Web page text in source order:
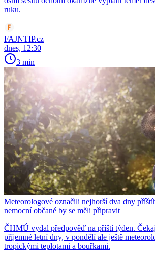
ruku.
FAJNTIP.cz
dnes, 12:30
3 min
Meteorologové označili nejhorší dva dny
nemocní občané by se měli připravit
ČHMÚ vydal předpověď na příští týden.
příjemné letní dny, v pondělí ale ještě
tropickými teplotami a bouřkami.